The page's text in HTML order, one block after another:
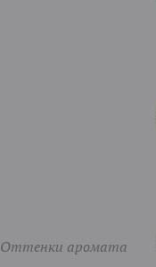
Оттенки аромата